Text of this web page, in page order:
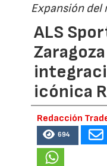
Expansión
ALS
icónica
Redacción
694